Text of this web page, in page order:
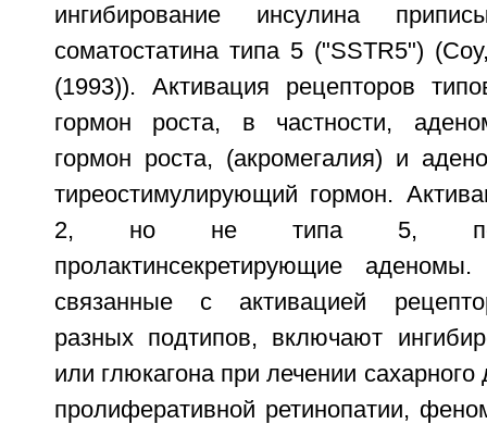
ингибирование инсулина
соматостатина типа 5 ("SSTR5")
(1993)). Активация рецепторов
гормон роста, в частности,
гормон роста, (акромегалия) и
тиреостимулирующий гормон.
2, но не типа 5,
пролактинсекретирующие
связанные с активацией
разных подтипов, включают
или глюкагона при лечении сахарного
пролиферативной ретинопатии,